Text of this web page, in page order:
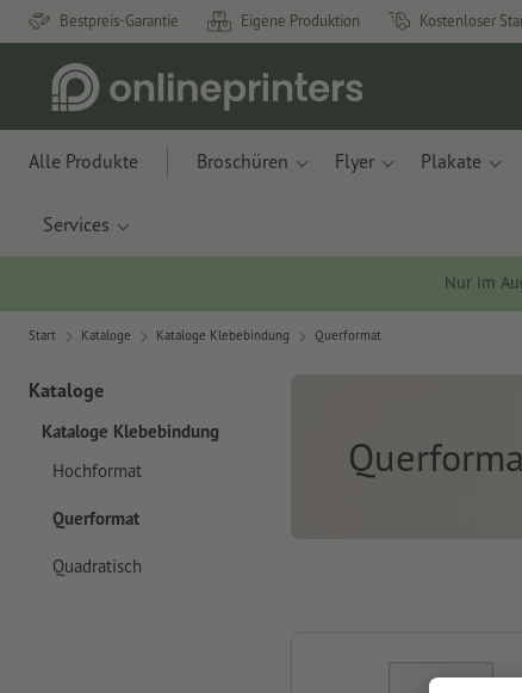
Bestpreis-Garantie Eigene Produktion Kostenloser
Alle Produkte Broschüren Flyer Plakate
Services
Nur im
Start Kataloge Kataloge Klebebindung Querformat
Kataloge
Kataloge Klebebindung
Hochformat
Querformat
Quadratisch